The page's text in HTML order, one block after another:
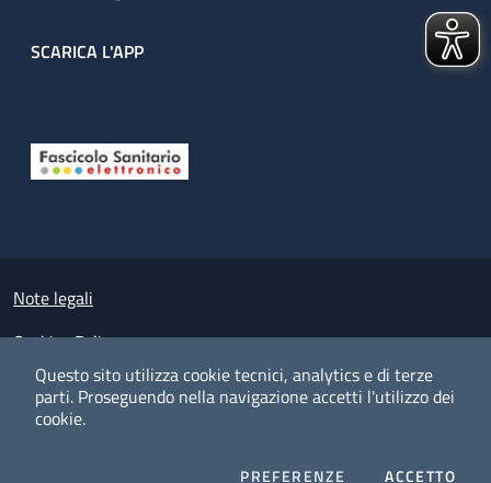
Questo sito utilizza cookie tecnici, analytics e di terze
parti. Proseguendo nella navigazione accetti l'utilizzo dei
cookie.
PREFERENZE COOKIESACCETTOI
SCARICA L'APP
Small prints
Note legali
Cookies Policy
Policy privacy e protezione del dato personale
Albo pretorio on-line